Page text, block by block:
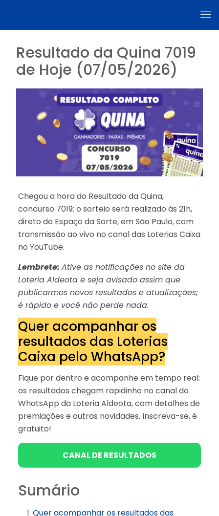
Resultado da Quina 7019
de Hoje (07/05/2026)
Chegou a hora do Resultado da Quina,
concurso 7019: o sorteio será realizado às 21h,
direto do Espaço da Sorte, em São Paulo, com
transmissão ao vivo no canal das Loterias Caixa
no YouTube.
Lembrete: Ative as notificações no site da
Loteria Aldeota e seja avisado assim que
publicarmos novos resultados e atualizações;
é rápido e você não perde nada.
Quer acompanhar os
resultados das Loterias
Caixa pelo WhatsApp?
Fique por dentro e acompanhe em tempo real:
os resultados chegam rapidinho no canal do
WhatsApp da Loteria Aldeota, com detalhes de
premiações e outras novidades. Inscreva-se, é
gratuito!
CANAL DE RESULTADOS
Sumário
Quer acompanhar os resultados das